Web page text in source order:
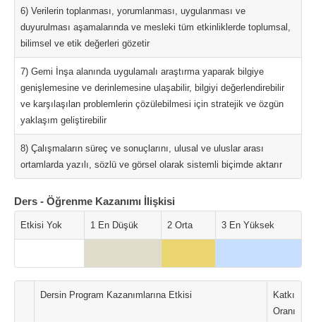
6) Verilerin toplanması, yorumlanması, uygulanması ve
duyurulması aşamalarında ve mesleki tüm etkinliklerde toplumsal,
bilimsel ve etik değerleri gözetir
7) Gemi İnşa alanında uygulamalı araştırma yaparak bilgiye
genişlemesine ve derinlemesine ulaşabilir, bilgiyi değerlendirebilir
ve karşılaşılan problemlerin çözülebilmesi için stratejik ve özgün
yaklaşım geliştirebilir
8) Çalışmaların süreç ve sonuçlarını, ulusal ve uluslar arası
ortamlarda yazılı, sözlü ve görsel olarak sistemli biçimde aktarır
Ders - Öğrenme Kazanımı İlişkisi
Etkisi Yok 1 En Düşük 2 Orta 3 En Yüksek
Dersin Program Kazanımlarına Etkisi
Katkı
Oranı